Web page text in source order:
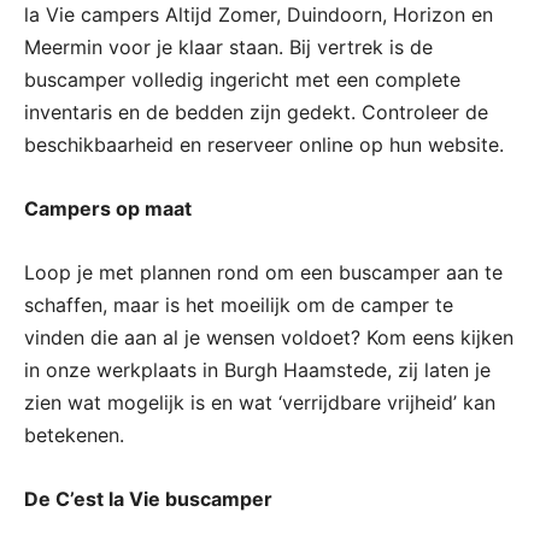
la Vie campers Altijd Zomer, Duindoorn, Horizon en
Meermin voor je klaar staan. Bij vertrek is de
buscamper volledig ingericht met een complete
inventaris en de bedden zijn gedekt. Controleer de
beschikbaarheid en reserveer online op hun website.
Campers op maat
Loop je met plannen rond om een buscamper aan te
schaffen, maar is het moeilijk om de camper te
vinden die aan al je wensen voldoet? Kom eens kijken
in onze werkplaats in Burgh Haamstede, zij laten je
zien wat mogelijk is en wat ‘verrijdbare vrijheid’ kan
betekenen.
De C’est la Vie buscamper